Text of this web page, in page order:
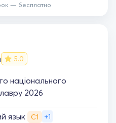
— бесплатно
5.0
національного
2026
язык С1 +1